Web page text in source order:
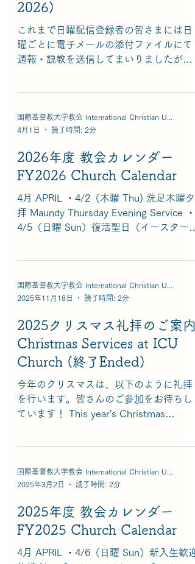
2026)
これまで日曜配信登録者の皆さまには日
曜ごとに電子メールの添付ファイルにて
週報・説教を送信してまいりましたが、
にてお知らせするURLリンクから、一週
間の期限付きでいつでも週報・説教をご
週報・説教のファイルは日曜ごとに更新
されます。 6月7日（日）以降、日曜配信
れます。 1. オンライン礼拝へのリン
ク（Zoomウェビナー） 2. 週報・説
教が格納された共有ドライブへのリンク
す。 ICU教会礼拝委員会 教会事務所 The
been sent weekly to Sunday mailing
these materials will no longer
4月1日
読了時間: 2分
2026年度 教会カレンダー
FY2026 Church Calendar
4月 APRIL ・4/2（木曜 Thu) 洗足木曜夕
拝 Maundy Thursday Evening Service ・
4/5（日曜 Sun）復活聖日（イースター）
Church Council Meeting 5月 MAY ・
5/10（日曜 Sun）父母の日 Parents'
(Pending) ・5/17（日曜 Sun） 役員会
Church Council Meeting ・5/24（日曜
Sun） 聖霊降臨日（ペンテコステ）
曜 Sun）音楽礼拝 Music Service ・
6/14（日曜 Sun）花の日・こどもの日
Flowers Day & Children's Day ・
Council Meeting
2025年11月18日
読了時間: 2分
2025クリスマス礼拝のご案内
Christmas Services at ICU
Church (終了Ended)
今年のクリスマスは、以下のように礼拝
を行います。皆さんのご参加をお待ちし
ています！ This year's Christmas
日（金）午後7時30分 （午後7時開場）
礼拝堂及びオンライン December 19th
Chapel and On-line 事前予約不要。ICU
学生、教職員、一般、どなたでもどう
す。 ライブ配信(のちオンデマンド）は
2025年3月2日
読了時間: 2分
2025年度 教会カレンダー
FY2025 Church Calendar
4月 APRIL ・4/6（日曜 Sun）新入生歓迎